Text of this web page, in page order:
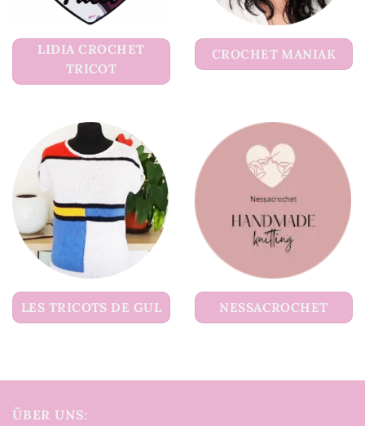
LIDIA CROCHET
TRICOT
CROCHET MANIAK
LES TRICOTS DE GUL NESSACROCHET
ÜBER UNS: